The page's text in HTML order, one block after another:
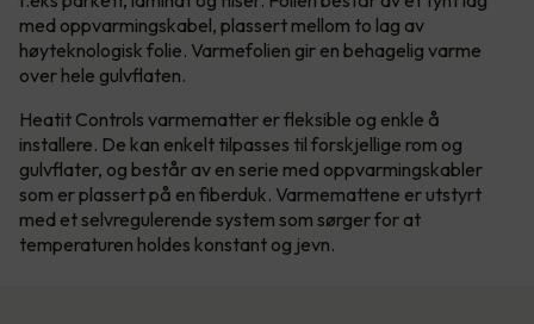
med oppvarmingskabel, plassert mellom to lag av
høyteknologisk folie. Varmefolien gir en behagelig varme
over hele gulvflaten.
Heatit Controls varmematter er fleksible og enkle å
installere. De kan enkelt tilpasses til forskjellige rom og
gulvflater, og består av en serie med oppvarmingskabler
som er plassert på en fiberduk. Varmemattene er utstyrt
med et selvregulerende system som sørger for at
temperaturen holdes konstant og jevn.